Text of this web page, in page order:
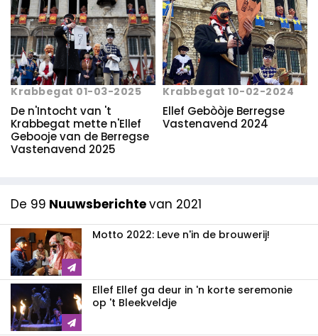
Krabbegat 01-03-2025
De n'Intocht van 't
Krabbegat mette n'Ellef
Gebooje van de Berregse
Vastenavend 2025
Krabbegat 10-02-2024
Ellef Gebòòje Berregse
Vastenavend 2024
De 99 Nuuwsberichtevan 2021
Motto 2022: Leve n'in de brouwerij!
Ellef Ellef ga deur in 'n korte seremonie
op 't Bleekveldje